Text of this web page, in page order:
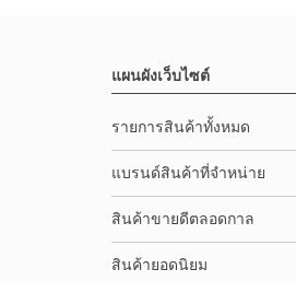
แผนผังเว็บไซต์
รายการสินค้าทั้งหมด
แบรนด์สินค้าที่จำหน่าย
สินค้าขายดีตลอดกาล
สินค้ายอดนิยม